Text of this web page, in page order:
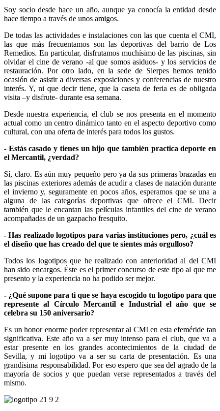
Soy socio desde hace un año, aunque ya conocía la entidad desde
hace tiempo a través de unos amigos.
De todas las actividades e instalaciones con las que cuenta el CMI,
las que más frecuentamos son las deportivas del barrio de Los
Remedios. En particular, disfrutamos muchísimo de las piscinas, sin
olvidar el cine de verano -al que somos asiduos- y los servicios de
restauración. Por otro lado, en la sede de Sierpes hemos tenido
ocasión de asistir a diversas exposiciones y conferencias de nuestro
interés. Y, ni que decir tiene, que la caseta de feria es de obligada
visita –y disfrute- durante esa semana.
Desde nuestra experiencia, el club se nos presenta en el momento
actual como un centro dinámico tanto en el aspecto deportivo como
cultural, con una oferta de interés para todos los gustos.
- Estás casado y tienes un hijo que también practica deporte en
el Mercantil, ¿verdad?
Sí, claro. Es aún muy pequeño pero ya da sus primeras brazadas en
las piscinas exteriores además de acudir a clases de natación durante
el invierno y, seguramente en pocos años, esperamos que se una a
alguna de las categorías deportivas que ofrece el CMI. Decir
también que le encantan las películas infantiles del cine de verano
acompañadas de un gazpacho fresquito.
- Has realizado logotipos para varias instituciones pero, ¿cuál es
el diseño que has creado del que te sientes más orgulloso?
Todos los logotipos que he realizado con anterioridad al del CMI
han sido encargos. Éste es el primer concurso de este tipo al que me
presento y la experiencia no ha podido ser mejor.
- ¿Qué supone para ti que se haya escogido tu logotipo para que
represente al Círculo Mercantil e Industrial el año que se
celebra su 150 aniversario?
Es un honor enorme poder representar al CMI en esta efeméride tan
significativa. Este año va a ser muy intenso para el club, que va a
estar presente en los grandes acontecimientos de la ciudad de
Sevilla, y mi logotipo va a ser su carta de presentación. Es una
grandísima responsabilidad. Por eso espero que sea del agrado de la
mayoría de socios y que puedan verse representados a través del
mismo.